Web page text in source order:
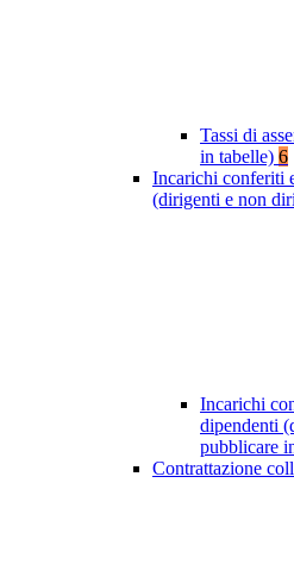
Tassi di
in tabelle) 6
Incarichi conferiti
(dirigenti e non
Incarichi
dipendenti
pubblicare
Contrattazione